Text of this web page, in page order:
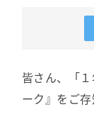
皆さん、「
ーク』をご存